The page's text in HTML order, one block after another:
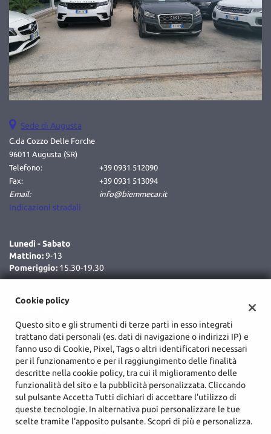
Sede di Augusta
C.da Cozzo Delle Forche
96011 Augusta (SR)
Telefono:
+39 0931 512090
Fax:
+39 0931 513094
Email:
info@biemmecar.it
Indicazioni stradali
Lunedì - Sabato
Mattino:9-13
Pomeriggio: 15.30-19.30
Dati fiscali:
C.da Cozzo Delle Forche, Augusta (SR)
C.F/P.IVA:02048590893
Registro delle imprese: SR
Cookie policy
Questo sito e gli strumenti di terze parti in esso integrati
trattano dati personali (es. dati di navigazione o indirizzi IP) e
fanno uso di Cookie, Pixel, Tags o altri identificatori necessari
per il funzionamento e per il raggiungimento delle finalità
descritte nella cookie policy, tra cui il miglioramento delle
funzionalità del sito e la pubblicità personalizzata. Cliccando
sul pulsante Accetta Tutti dichiari di accettare l'utilizzo di
queste tecnologie. In alternativa puoi personalizzare le tue
scelte tramite l'apposito pulsante. Scopri di più e personalizza.